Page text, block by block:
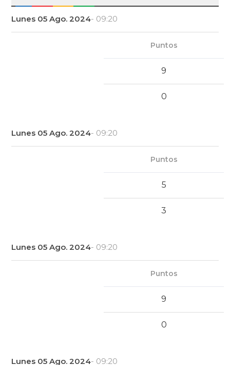
Lunes 05 Ago. 2024- 09:20
Puntos
9
0
Lunes 05 Ago. 2024- 09:20
Puntos
5
3
Lunes 05 Ago. 2024- 09:20
Puntos
9
0
Lunes 05 Ago. 2024- 09:20